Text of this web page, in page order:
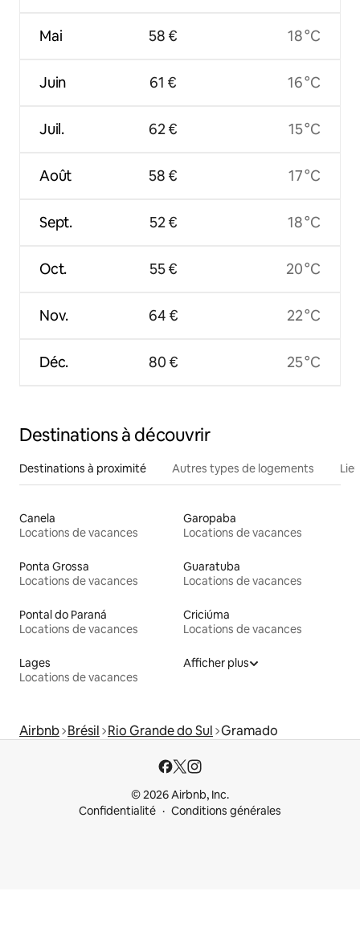
Mai
Juin
Juil.
Août
Sept.
Oct.
Nov.
Déc.
58 €
61 €
62 €
58 €
52 €
55 €
64 €
80 €
18 °C
16 °C
15 °C
17 °C
18 °C
20 °C
22 °C
25 °C
Destinations à découvrir
Destinations à proximité Autres types de logements
Canela
Locations de vacances
Garopaba
Locations de vacances
Ponta Grossa
Locations de vacances
Guaratuba
Locations de vacances
Pontal do Paraná
Locations de vacances
Criciúma
Locations de vacances
Lages
Locations de vacances
Afficher plus
Airbnb Brésil Rio Grande do Sul Gramado
© 2026 Airbnb, Inc.
Confidentialité
Conditions générales